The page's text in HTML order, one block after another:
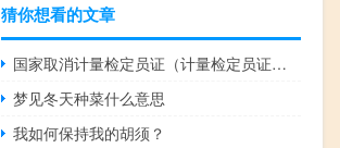
猜你想看的文章
国家取消计量检定员证（计量检定员证如何考职称）
梦见冬天种菜什么意思
我如何保持我的胡须？